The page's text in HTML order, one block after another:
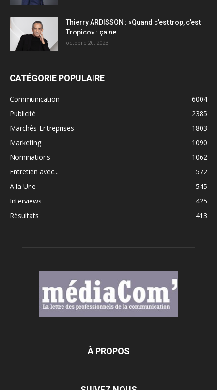
Thierry ARDISSON : «Quand c’est trop, c’est
Tropico» : ça ne...
octobre 20, 2023
CATÉGORIE POPULAIRE
Communication
6004
Publicité
2385
Marchés-Entreprises
1803
Marketing
1090
Nominations
1062
Entretien avec...
572
A la Une
545
Interviews
425
Résultats
413
À PROPOS